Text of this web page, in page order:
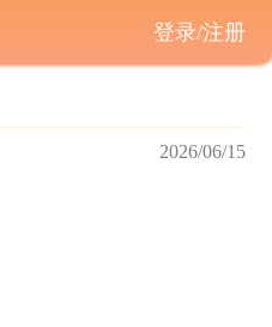
2026/06/15
登录/注册